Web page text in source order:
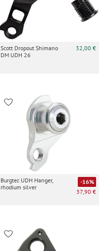
Scott Dropout Shimano
DM UDH 26
32,00 €
Burgtec UDH Hanger,
rhodium silver
-16%
37,90 €